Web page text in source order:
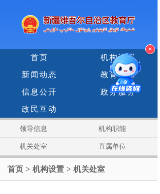
首页 机构设置
新闻动态 教育专题
信息公开 政务服务
政民互动
领导信息 机构职能
机关处室 直属单位
首页 > 机构设置 > 机关处室
×